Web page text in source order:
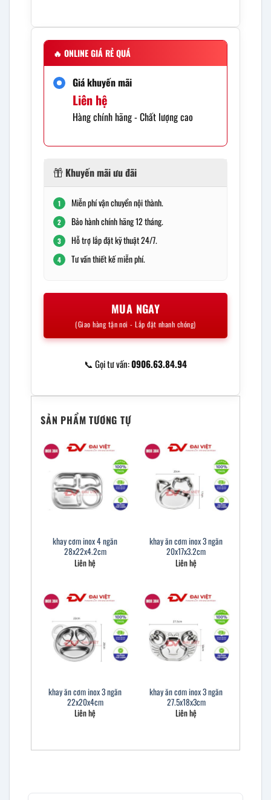
🔥 ONLINE GIÁ RẺ QUÁ
Giá khuyến mãi
Liên hệ
Hàng chính hãng - Chất lượng cao
Khuyến mãi ưu đãi
1 Miễn phí vận chuyển nội thành.
2 Bảo hành chính hãng 12 tháng.
3 Hỗ trợ lắp đặt kỹ thuật 24/7.
4 Tư vấn thiết kế miễn phí.
MUA NGAY
(Giao hàng tận nơi - Lắp đặt nhanh chóng)
📞 Gọi tư vấn:0906.63.84.94
SẢN PHẨM TƯƠNG TỰ
khay cơm inox 4 ngăn
28x22x4.2cm
Liên hệ
khay ăn cơm inox 3 ngăn
20x17x3.2cm
Liên hệ
khay ăn cơm inox 3 ngăn
22x20x4cm
Liên hệ
khay ăn cơm inox 3 ngăn
27.5x18x3cm
Liên hệ